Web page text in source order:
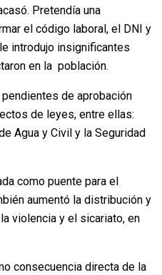
Pretendía una
el código laboral, el DNI y
introdujo insignificantes
en la población.
de aprobación
de leyes, entre ellas:
Agua y Civil y la Seguridad
como puente para el
aumentó la distribución y
violencia y el sicariato, en
consecuencia directa de la